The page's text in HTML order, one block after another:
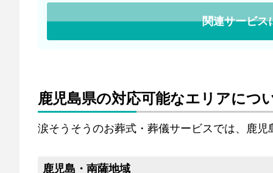
関連サービス
鹿児島県の対応可能なエリアにつ
涙そうそうのお葬式・葬儀サービスでは、鹿児
鹿児島・南薩地域